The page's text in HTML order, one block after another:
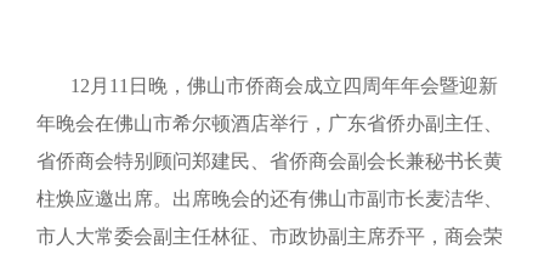
12月11日晚，佛山市侨商会成立四周年年会暨迎新
年晚会在佛山市希尔顿酒店举行，广东省侨办副主任、
省侨商会特别顾问郑建民、省侨商会副会长兼秘书长黄
柱焕应邀出席。出席晚会的还有佛山市副市长麦洁华、
市人大常委会副主任林征、市政协副主席乔平，商会荣